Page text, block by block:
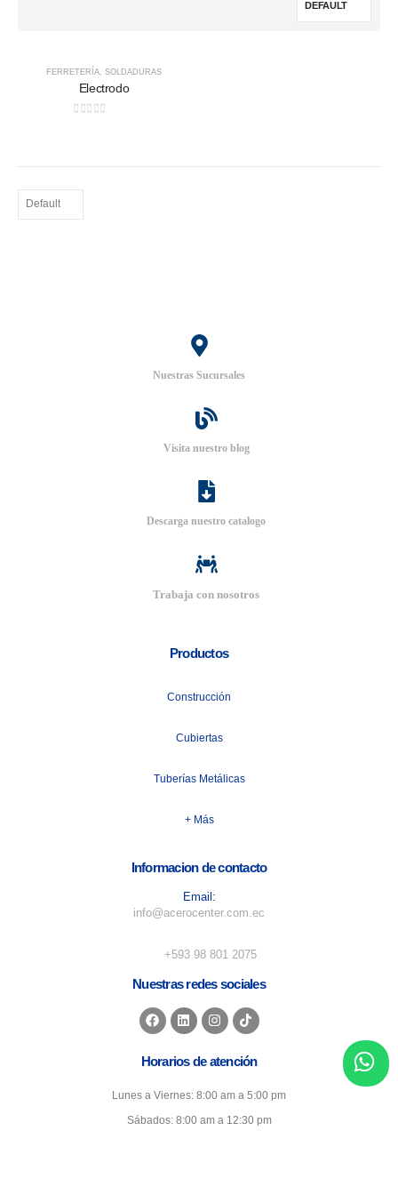
FERRETERÍA SOLDADURAS
Electrodo
Nuestras Sucursales
Visita nuestro blog
Descarga nuestro catalogo
Trabaja con nosotros
Productos
Construcción
Cubiertas
Tuberías Metálicas
+ Más
Informacion de contacto
Email:
info@acerocenter.com.ec
+593 98 801 2075
Nuestras redes sociales
Horarios de atención
Lunes a Viernes: 8:00 am a 5:00 pm
Sábados: 8:00 am a 12:30 pm